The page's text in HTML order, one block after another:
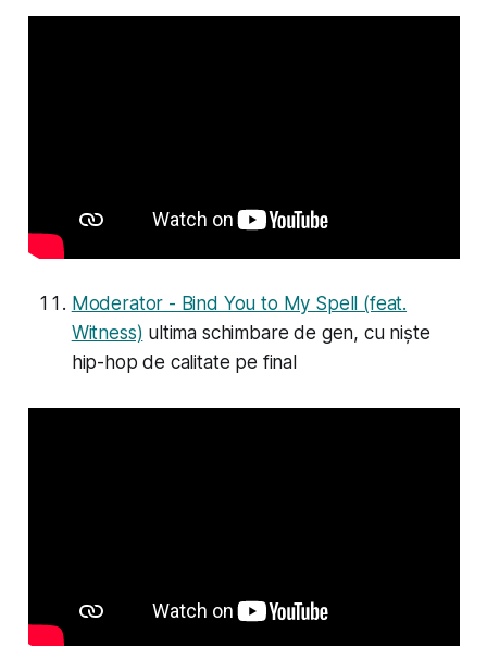
Moderator - Bind You to My Spell (feat.
Witness) ultima schimbare de gen, cu niște
hip-hop de calitate pe final